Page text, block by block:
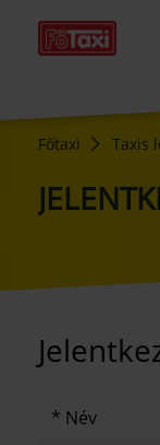
Főtaxi Taxis
Név